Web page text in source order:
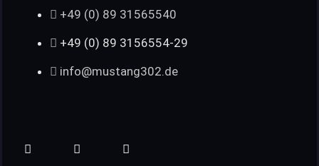
+49 (0) 89 31565540
+49 (0) 89 3156554-29
info@mustang302.de